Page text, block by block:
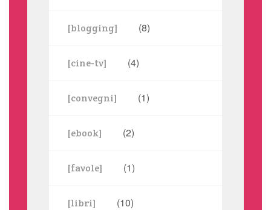
[blogging] (8)
[cine-tv] (4)
[convegni] (1)
[ebook] (2)
[favole] (1)
[libri] (10)